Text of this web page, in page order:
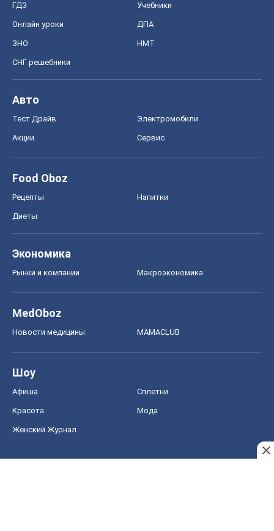
ГДЗ Учебники
Онлайн уроки ДПА
ЗНО НМТ
СНГ решебники
Авто
Тест Драйв Электромобили
Акции Сервис
Food Oboz
Рецепты Напитки
Диеты
Экономика
Рынки и компании Mакроэкономика
MedOboz
Новости медицины MAMACLUB
Шоу
Афиша Сплетни
Красота Мода
Женский Журнал